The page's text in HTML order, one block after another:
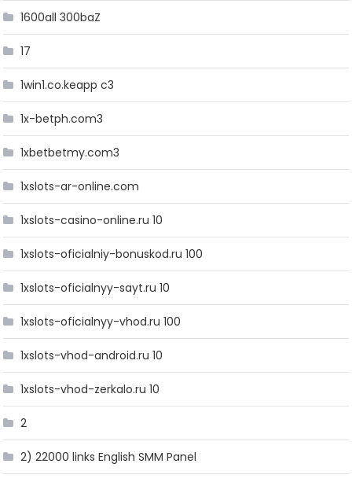
1600all 300baZ
17
1win1.co.keapp c3
1x-betph.com3
1xbetbetmy.com3
1xslots-ar-online.com
1xslots-casino-online.ru 10
1xslots-oficialniy-bonuskod.ru 100
1xslots-oficialnyy-sayt.ru 10
1xslots-oficialnyy-vhod.ru 100
1xslots-vhod-android.ru 10
1xslots-vhod-zerkalo.ru 10
2
2) 22000 links English SMM Panel